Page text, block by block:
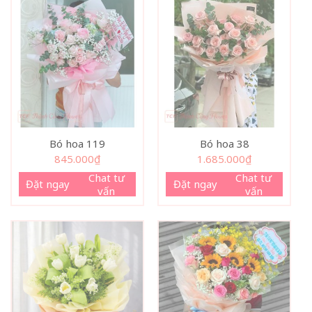
Bó hoa 119
845.000₫
Đặt ngay
Chat tư
vấn
Bó hoa 38
1.685.000₫
Đặt ngay
Chat tư
vấn